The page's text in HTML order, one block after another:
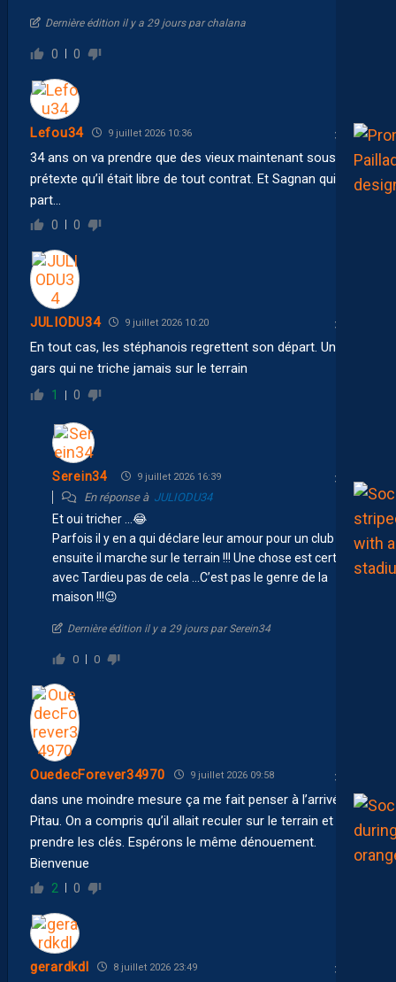
Dernière édition il y a 29 jours par chalana
0 0
Lefou34 9 juillet 2026 10:36
34 ans on va prendre que des vieux maintenant sous
prétexte qu’il était libre de tout contrat. Et Sagnan qui
part…
0 0
JULIODU34 9 juillet 2026 10:20
En tout cas, les stéphanois regrettent son départ. Un bon
gars qui ne triche jamais sur le terrain
1 0
Serein34 9 juillet 2026 16:39
En réponse à JULIODU34
Et oui tricher … 😂
Parfois il y en a qui déclare leur amour pour un club …Et
ensuite il marche sur le terrain !!! Une chose est certaine
avec Tardieu pas de cela …C’est pas le genre de la
maison !!! 😉
Dernière édition il y a 29 jours par Serein34
0 0
OuedecForever34970 9 juillet 2026 09:58
dans une moindre mesure ça me fait penser à l’arrivée de
Pitau. On a compris qu’il allait reculer sur le terrain et
prendre les clés. Espérons le même dénouement.
Bienvenue
2 0
gerardkdl 8 juillet 2026 23:49